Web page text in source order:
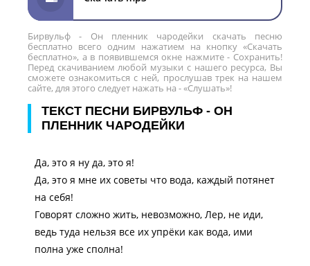
Бирвульф - Он пленник чародейки скачать песню
бесплатно всего одним нажатием на кнопку «Скачать
бесплатно», а в появившемся окне нажмите - Сохранить!
Перед скачиванием любой музыки с нашего ресурса, Вы
сможете ознакомиться с ней, прослушав трек на нашем
сайте, для этого следует нажать на - «Слушать»!
ТЕКСТ ПЕСНИ БИРВУЛЬФ - ОН
ПЛЕННИК ЧАРОДЕЙКИ
Да, это я ну да, это я!
Да, это я мне их советы что вода, каждый потянет
на себя!
Говорят сложно жить, невозможно, Лер, не иди,
ведь туда нельзя все их упрёки как вода, ими
полна уже сполна!